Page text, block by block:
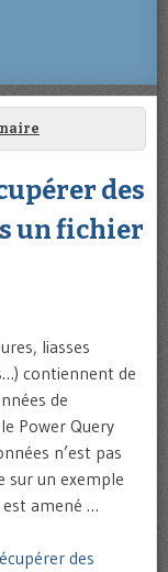
des
un fichier
liasses
contiennent de
de
Power Query
n’est pas
sur un exemple
amené …
des